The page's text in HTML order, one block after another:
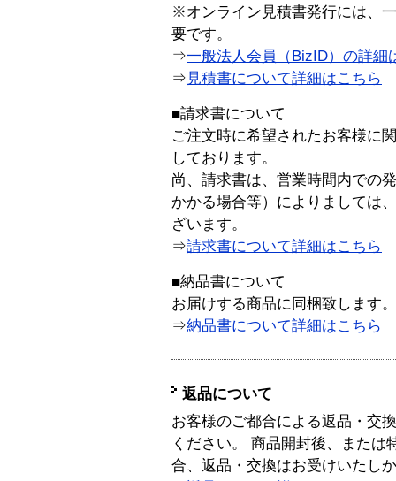
※オンライン見積書発行には、
要です。
⇒一般法人会員（BizID）の詳細
⇒ 見積書について詳細はこちら
■請求書について
ご注文時に希望されたお客様に
しております。
尚、請求書は、営業時間内での
かかる場合等）によりましては
ざいます。
⇒請求書について詳細はこちら
■納品書について
お届けする商品に同梱致します。
⇒納品書について詳細はこちら
返品について
お客様のご都合による返品・交
ください。 商品開封後、または
合、返品・交換はお受けいたし